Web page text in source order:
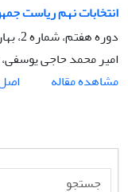
انتخابات نهم ریاست
دوره هفتم، شماره 2، بهار 1391
امیر محمد حاجی
مشاهده مقاله